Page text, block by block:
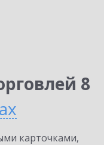
8
карточками,